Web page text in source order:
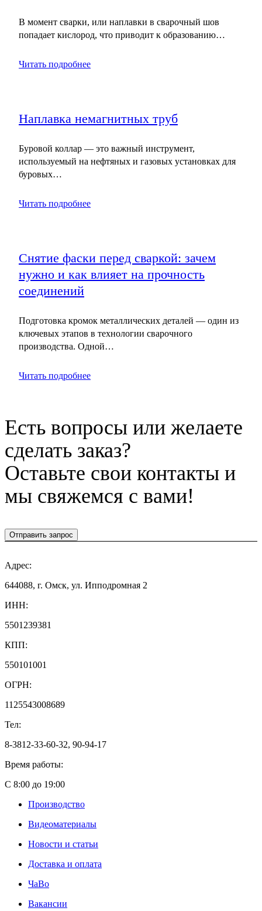
В момент сварки, или наплавки в сварочный шов
попадает кислород, что приводит к образованию…
Читать подробнее
Наплавка немагнитных труб
Буровой коллар — это важный инструмент,
используемый на нефтяных и газовых установках для
буровых…
Читать подробнее
Снятие фаски перед сваркой: зачем
нужно и как влияет на прочность
соединений
Подготовка кромок металлических деталей — один из
ключевых этапов в технологии сварочного
производства. Одной…
Читать подробнее
Есть вопросы или желаете
сделать заказ?
Оставьте свои контакты и
мы свяжемся с вами!
Отправить запрос
Адрес:
644088, г. Омск, ул. Ипподромная 2
ИНН:
5501239381
КПП:
550101001
ОГРН:
1125543008689
Тел:
8-3812-33-60-32, 90-94-17
Время работы:
С 8:00 до 19:00
Производство
Видеоматериалы
Новости и статьи
Доставка и оплата
ЧаВо
Вакансии